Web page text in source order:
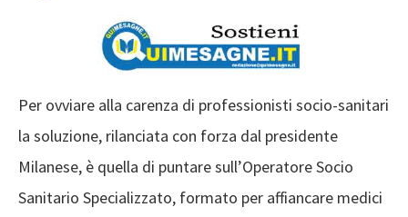
Per ovviare alla carenza di professionisti socio-sanitari
la soluzione, rilanciata con forza dal presidente
Milanese, è quella di puntare sull’Operatore Socio
Sanitario Specializzato, formato per affiancare medici